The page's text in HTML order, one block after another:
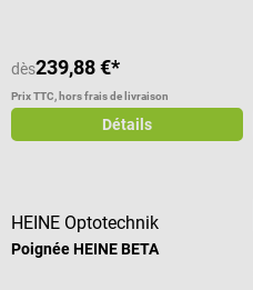
dès239,88 €*
Prix TTC, hors frais de livraison
Détails
HEINE Optotechnik
Poignée HEINE BETA